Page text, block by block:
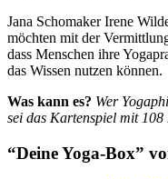
Jana Schomaker Irene
möchten mit der
dass Menschen ihre
das Wissen nutzen können.
Was kann es? Wer
sei das Kartenspiel mit
“Deine Yoga-Box”